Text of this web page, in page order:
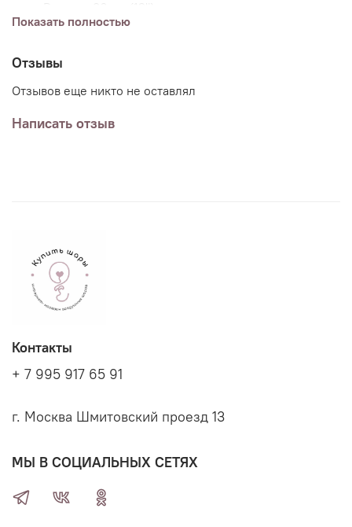
комментариях пожелания.
Показать полностью
Отзывы
Отзывов еще никто не оставлял
Написать отзыв
Контакты
+ 7 995 917 65 91
г. Москва Шмитовский проезд 13
МЫ В СОЦИАЛЬНЫХ СЕТЯХ